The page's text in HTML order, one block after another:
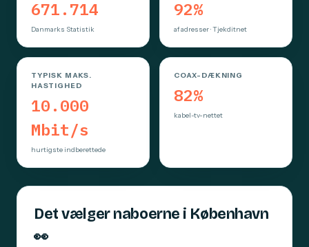
671.714
Danmarks Statistik
92%
af adresser · Tjekditnet
TYPISK MAKS.
HASTIGHED
10.000
Mbit/s
hurtigste indberettede
COAX-DÆKNING
82%
kabel-tv-nettet
Det vælger naboerne i København
👀